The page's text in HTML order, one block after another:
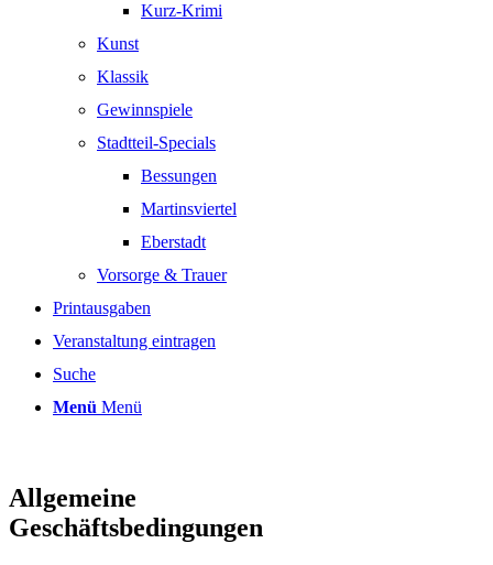
Kurz-Krimi
Kunst
Klassik
Gewinnspiele
Stadtteil-Specials
Bessungen
Martinsviertel
Eberstadt
Vorsorge & Trauer
Printausgaben
Veranstaltung eintragen
Suche
Menü Menü
Allgemeine
Geschäftsbedingungen